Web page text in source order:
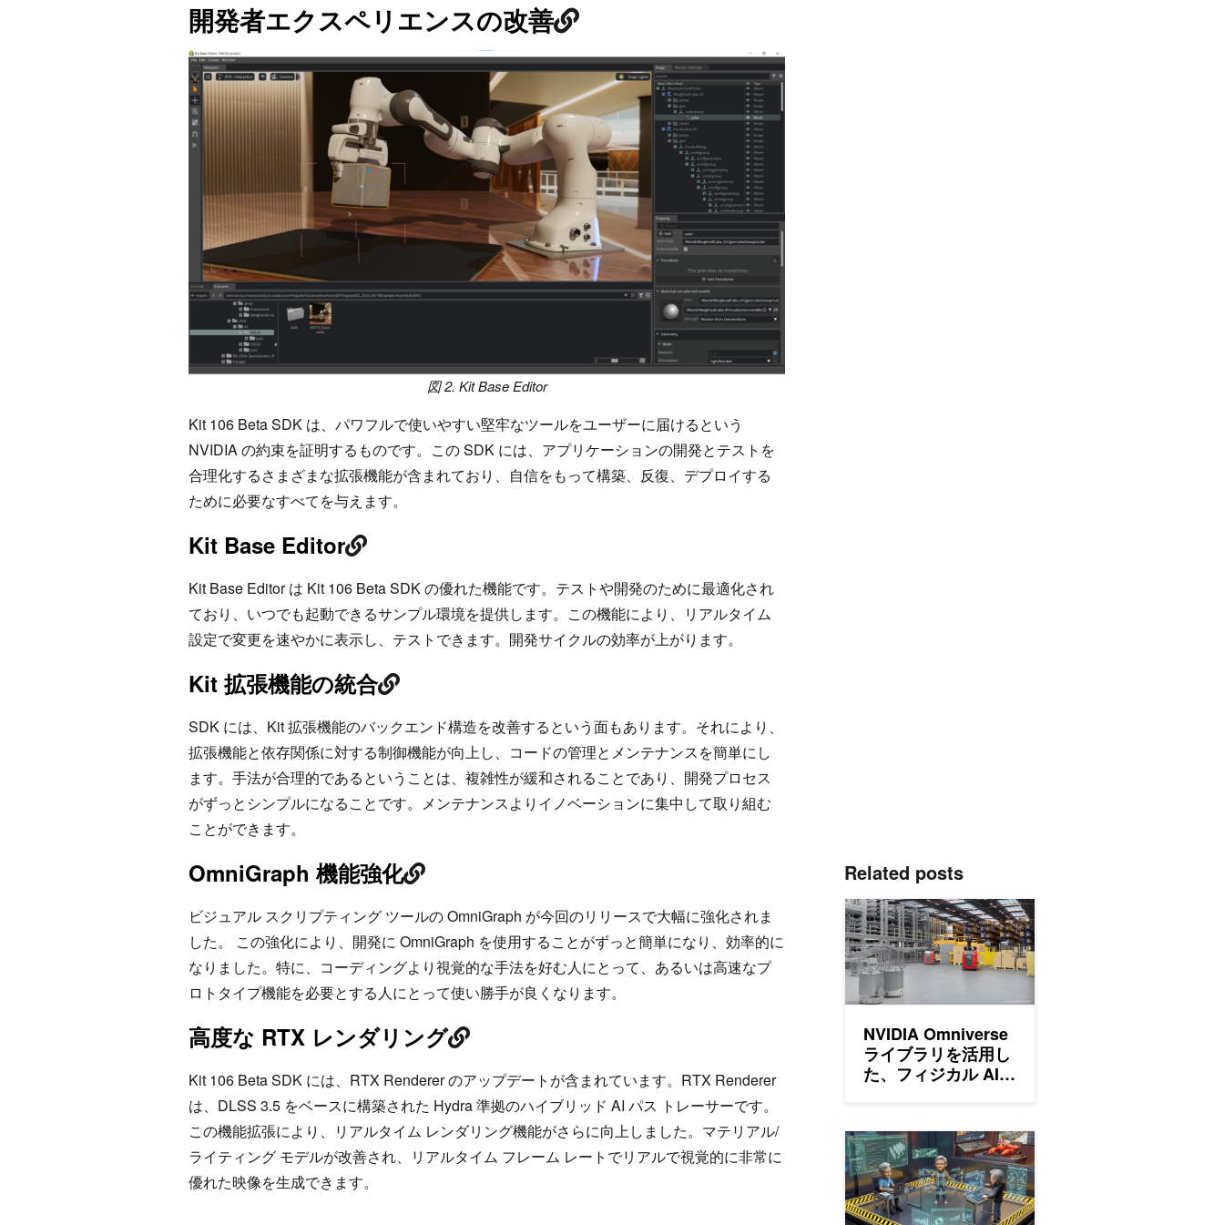
開発者エクスペリエンスの改善
図 2. Kit Base Editor
Kit 106 Beta SDK は、パワフルで使いやすい堅牢なツールをユーザーに届けるという
NVIDIA の約束を証明するものです。この SDK には、アプリケーションの開発とテストを
合理化するさまざまな拡張機能が含まれており、自信をもって構築、反復、デプロイする
ために必要なすべてを与えます。
Kit Base Editor
Kit Base Editor は Kit 106 Beta SDK の優れた機能です。テストや開発のために最適化され
ており、いつでも起動できるサンプル環境を提供します。この機能により、リアルタイム
設定で変更を速やかに表示し、テストできます。開発サイクルの効率が上がります。
Kit 拡張機能の統合
SDK には、Kit 拡張機能のバックエンド構造を改善するという面もあります。それにより、
拡張機能と依存関係に対する制御機能が向上し、コードの管理とメンテナンスを簡単にし
ます。手法が合理的であるということは、複雑性が緩和されることであり、開発プロセス
がずっとシンプルになることです。メンテナンスよりイノベーションに集中して取り組む
ことができます。
OmniGraph 機能強化
ビジュアル スクリプティング ツールの OmniGraph が今回のリリースで大幅に強化されま
した。 この強化により、開発に OmniGraph を使用することがずっと簡単になり、効率的に
なりました。特に、コーディングより視覚的な手法を好む人にとって、あるいは高速なプ
ロトタイプ機能を必要とする人にとって使い勝手が良くなります。
高度な RTX レンダリング
Kit 106 Beta SDK には、RTX Renderer のアップデートが含まれています。RTX Renderer
は、DLSS 3.5 をベースに構築された Hydra 準拠のハイブリッド AI パス トレーサーです。
この機能拡張により、リアルタイム レンダリング機能がさらに向上しました。マテリアル/
ライティング モデルが改善され、リアルタイム フレーム レートでリアルで視覚的に非常に
優れた映像を生成できます。
Related posts
NVIDIA Omniverse
ライブラリを活用し
た、フィジカル AI
NVIDIA Omniverse ライブラリを活用した、フィジカル AI 機
NVIDIA OpenShell で自律的かつ自己進化するエージェント